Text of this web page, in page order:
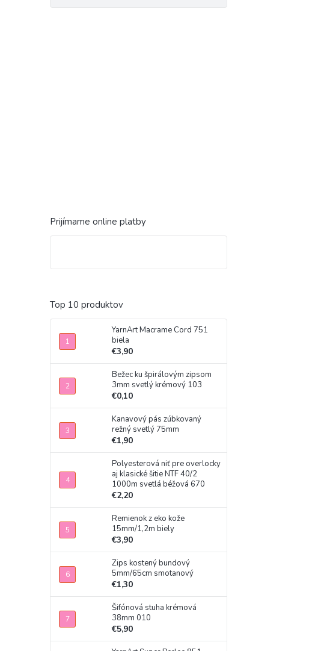
Prijímame online platby
Top 10 produktov
YarnArt Macrame Cord 751
biela
€3,90
Bežec ku špirálovým zipsom
3mm svetlý krémový 103
€0,10
Kanavový pás zúbkovaný
režný svetlý 75mm
€1,90
Polyesterová niť pre overlocky
aj klasické šitie NTF 40/2
1000m svetlá béžová 670
€2,20
Remienok z eko kože
15mm/1,2m biely
€3,90
Zips kostený bundový
5mm/65cm smotanový
€1,30
Šifónová stuha krémová
38mm 010
€5,90